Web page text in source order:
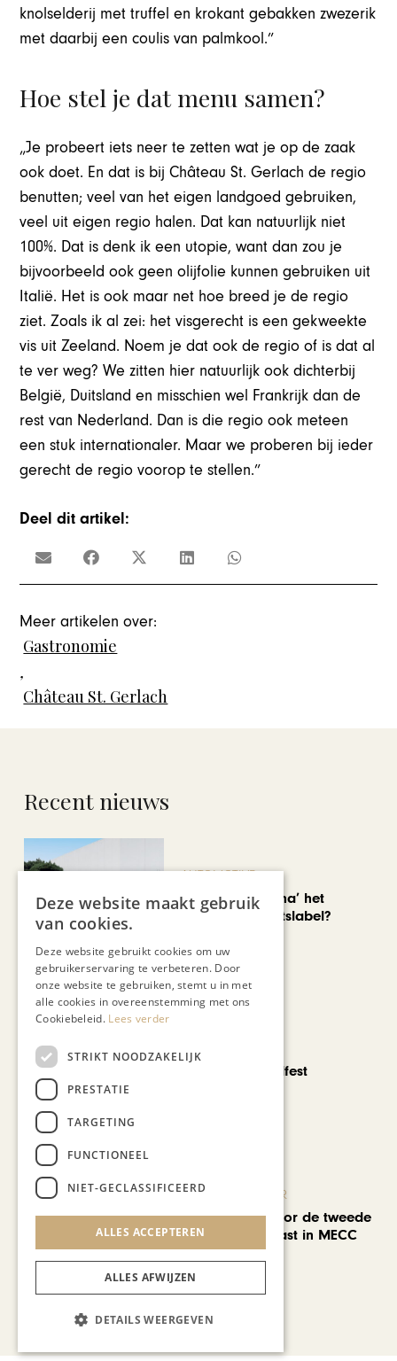
knolselderij met truffel en krokant gebakken zwezerik
met daarbij een coulis van palmkool.”
Hoe stel je dat menu samen?
„Je probeert iets neer te zetten wat je op de zaak
ook doet. En dat is bij Château St. Gerlach de regio
benutten; veel van het eigen landgoed gebruiken,
veel uit eigen regio halen. Dat kan natuurlijk niet
100%. Dat is denk ik een utopie, want dan zou je
bijvoorbeeld ook geen olijfolie kunnen gebruiken uit
Italië. Het is ook maar net hoe breed je de regio
ziet. Zoals ik al zei: het visgerecht is een gekweekte
vis uit Zeeland. Noem je dat ook de regio of is dat al
te ver weg? We zitten hier natuurlijk ook dichterbij
België, Duitsland en misschien wel Frankrijk dan de
rest van Nederland. Dan is die regio ook meteen
een stuk internationaler. Maar we proberen bij ieder
gerecht de regio voorop te stellen.”
Deel dit artikel:
Meer artikelen over:
Gastronomie
,
Château St. Gerlach
Recent nieuws
AUTOMOTIVE
Is ‘Made in China’ het
nieuwe kwaliteitslabel?
Noorbeek Foodfest
KUNST & CULTUUR
EuropArtFair voor de tweede
keer op rij te gast in MECC
Maastricht
Bekijk alle artikelen
Deze website maakt gebruik
van cookies.
Deze website gebruikt cookies om uw
gebruikerservaring te verbeteren. Door
onze website te gebruiken, stemt u in met
alle cookies in overeenstemming met ons
Cookiebeleid. Lees verder
STRIKT NOODZAKELIJK
PRESTATIE
TARGETING
FUNCTIONEEL
NIET-GECLASSIFICEERD
ALLES ACCEPTEREN
ALLES AFWIJZEN
DETAILS WEERGEVEN